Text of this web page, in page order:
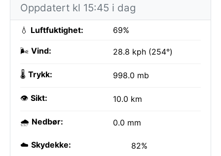
Oppdatert kl 15:45 i dag
💧 Luftfuktighet: 69%
🌬️ Vind: 28.8 kph (254°)
🌡️ Trykk: 998.0 mb
👁️ Sikt: 10.0 km
🌧️ Nedbør: 0.0 mm
☁️ Skydekke: 82%